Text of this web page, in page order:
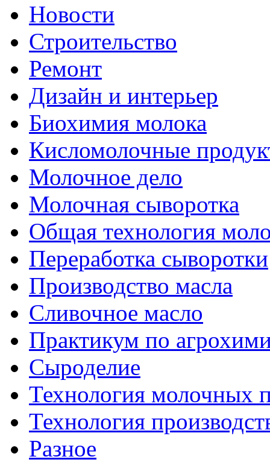
Новости
Строительство
Ремонт
Дизайн и интерьер
Биохимия молока
Кисломолочные
Молочное дело
Молочная сыворотка
Общая технология
Переработка сыворотки
Производство масла
Сливочное масло
Практикум по
Сыроделие
Технология молочных
Технология
Разное